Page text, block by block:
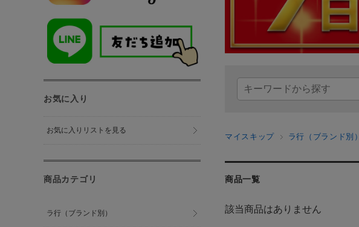
マイスキップ ラ行（ブランド別）
商品一覧
該当商品はありません
お気に入り
お気に入りリストを見る
商品カテゴリ
ラ行（ブランド別）